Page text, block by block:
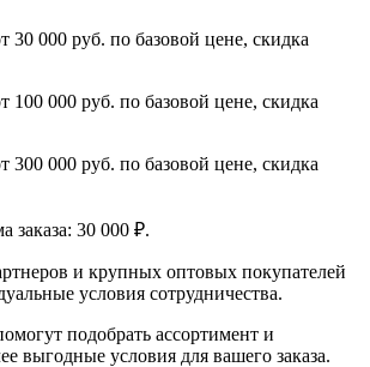
30 000 руб. по базовой цене, скидка
100 000 руб. по базовой цене, скидка
300 000 руб. по базовой цене, скидка
заказа: 30 000 ₽.
и крупных оптовых покупателей
условия сотрудничества.
подобрать ассортимент и
выгодные условия для вашего заказа.